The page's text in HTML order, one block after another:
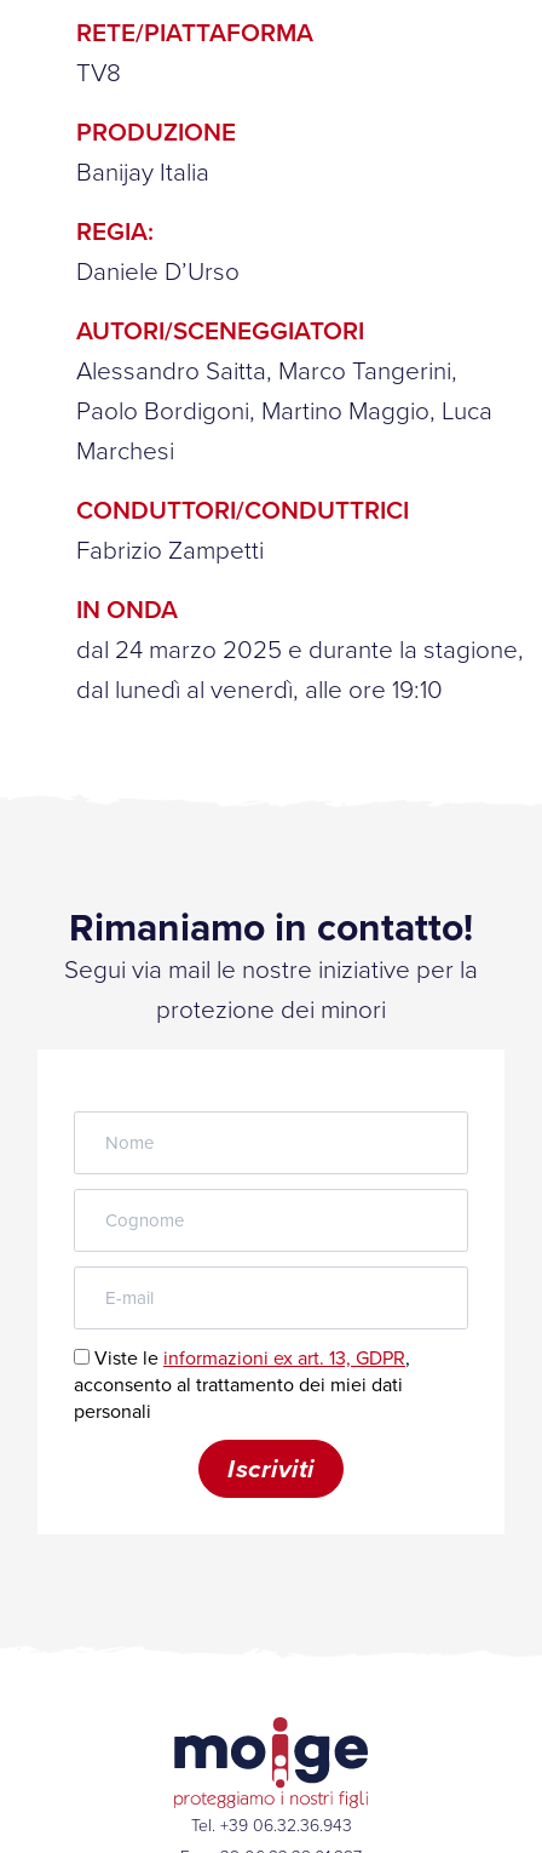
RETE/PIATTAFORMA
TV8
PRODUZIONE
Banijay Italia
REGIA:
Daniele D’Urso
AUTORI/SCENEGGIATORI
Alessandro Saitta, Marco Tangerini,
Paolo Bordigoni, Martino Maggio, Luca
Marchesi
CONDUTTORI/CONDUTTRICI
Fabrizio Zampetti
IN ONDA
dal 24 marzo 2025 e durante la stagione,
dal lunedì al venerdì, alle ore 19:10
Rimaniamo in contatto!
Segui via mail le nostre iniziative per la
protezione dei minori
Tel. +39 06.32.36.943